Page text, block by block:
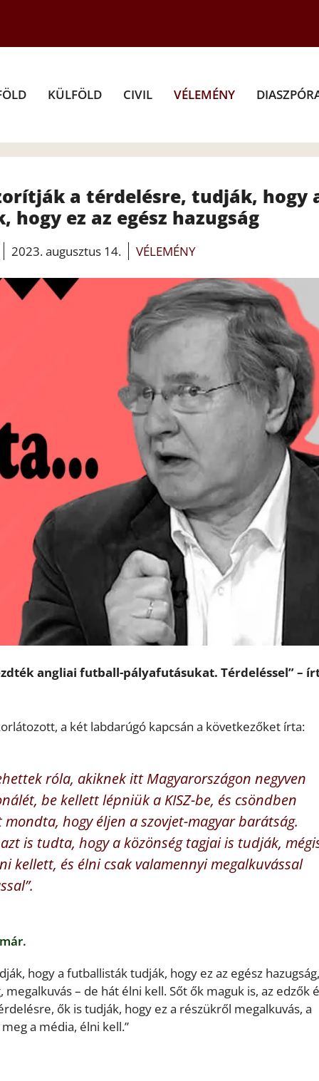
KÜLFÖLD CIVIL VÉLEMÉNY
a térdelésre, tudják, hogy
ez az egész hazugság
2023. augusztus 14. VÉLEMÉNY
angliai futball-pályafutásukat. Térdeléssel” –
a két labdarúgó kapcsán a következőket írta:
róla, akiknek itt Magyarországon negyven
be kellett lépniük a KISZ-be, és csöndben
hogy éljen a szovjet-magyar barátság.
is tudta, hogy a közönség tagjai is tudják,
kellett, és élni csak valamennyi megalkuvással
hogy a futballisták tudják, hogy ez az egész
– de hát élni kell. Sőt ők maguk is, az edzők
ők is tudják, hogy ez a részükről megalkuvás, a
a média, élni kell.”